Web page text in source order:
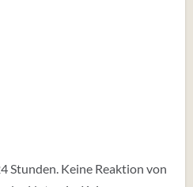
Stunden. Keine Reaktion von